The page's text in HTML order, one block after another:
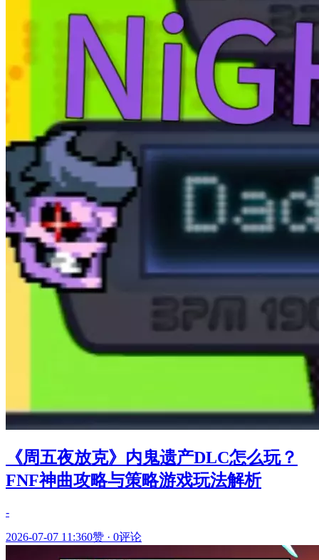
《周五夜放克》内鬼遗产DLC怎么玩？
FNF神曲攻略与策略游戏玩法解析
-
2026-07-07 11:360赞 · 0评论